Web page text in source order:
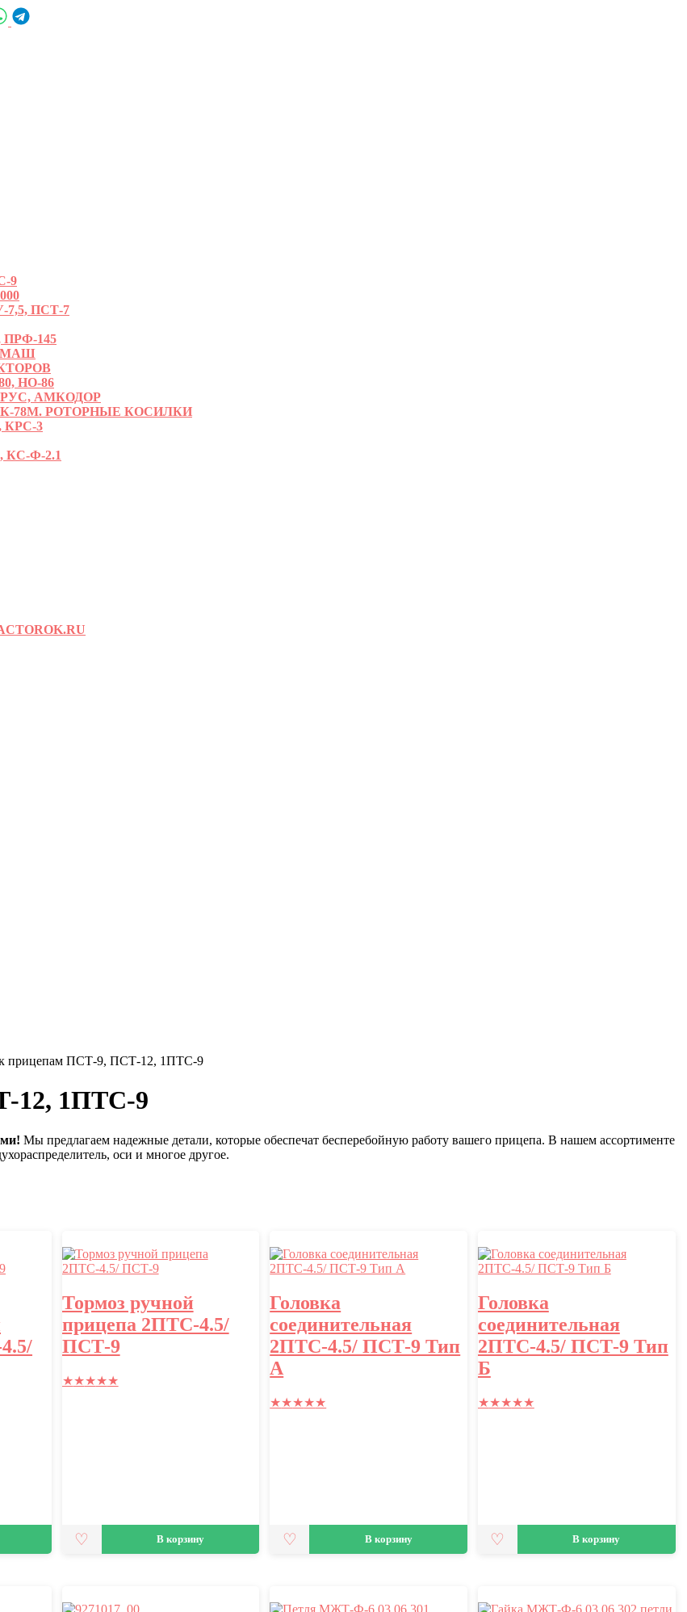
9
ПСТ-7
145
НО-86
АМКОДОР
К-78М. РОТОРНЫЕ КОСИЛКИ
КРС-3
КС-Ф-2.1
к прицепам ПСТ-9, ПСТ-12, 1ПТС-9
12, 1ПТС-9
Мы предлагаем надежные детали, которые обеспечат бесперебойную работу вашего прицепа. В нашем ассортименте
оси и многое другое.
Тормоз ручной
прицепа 2ПТС-4.5/
ПСТ-9
★★★★★
В корзину
Головка
соединительная
2ПТС-4.5/ ПСТ-9 Тип
А
★★★★★
В корзину
Головка
соединительная
2ПТС-4.5/ ПСТ-9 Тип
Б
★★★★★
В корзину